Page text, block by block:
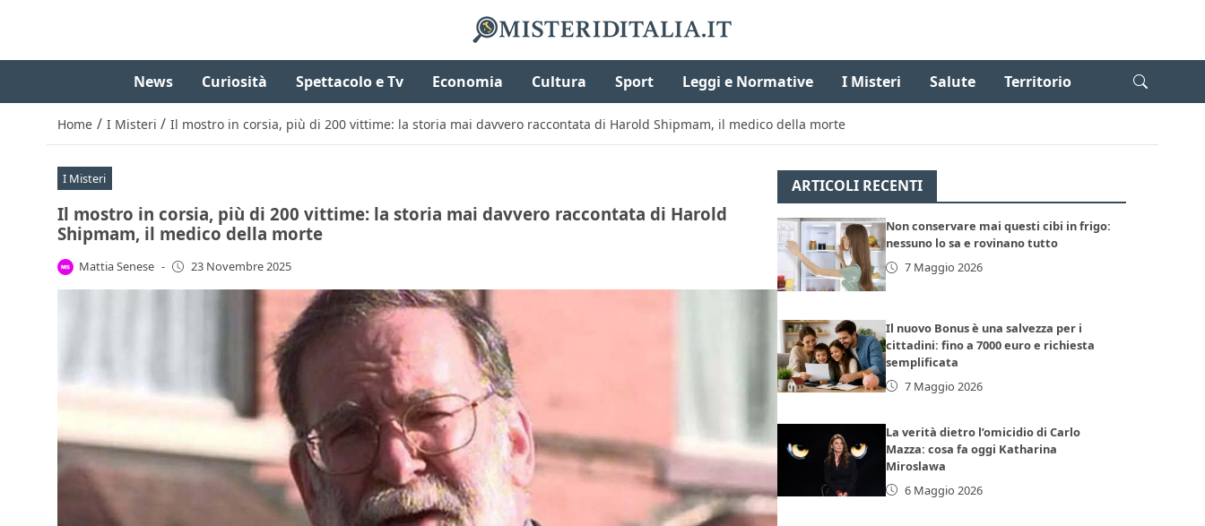
News Curiosità Spettacolo e Tv Economia Cultura Sport Leggi e Normative I Misteri Salute Territorio
Home / I Misteri / Il mostro in corsia, più di 200 vittime: la storia mai davvero raccontata di Harold Shipmam, il medico della morte
I Misteri
Il mostro in corsia, più di 200 vittime: la storia mai davvero raccontata di Harold
Shipmam, il medico della morte
Mattia Senese - 23 Novembre 2025
ARTICOLI RECENTI
Non conservare mai questi cibi in frigo:
nessuno lo sa e rovinano tutto
7 Maggio 2026
Il nuovo Bonus è una salvezza per i
cittadini: fino a 7000 euro e richiesta
semplificata
7 Maggio 2026
La verità dietro l’omicidio di Carlo
Mazza: cosa fa oggi Katharina
Miroslawa
6 Maggio 2026